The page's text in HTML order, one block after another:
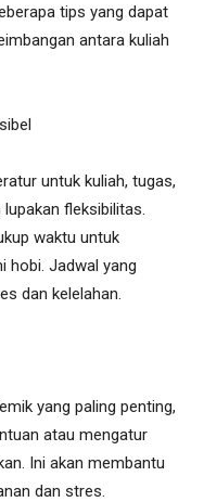
tips yang dapat
antara kuliah
untuk kuliah, tugas,
fleksibilitas.
waktu untuk
hobi. Jadwal yang
dan kelelahan.
yang paling penting,
atau mengatur
Ini akan membantu
dan stres.